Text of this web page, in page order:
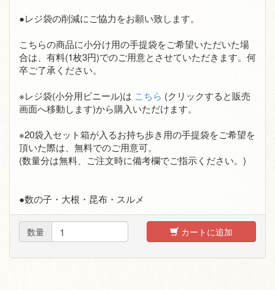
●レジ袋の削減にご協力をお願い致します。
こちらの商品に小分け用の手提袋をご希望いただいた場
合は、有料(1枚3円)でのご用意とさせていただきます。何
卒ご了承ください。
※レジ袋(小分用ビニール)は こちら (クリックすると販売
画面へ移動します)から購入いただけます。
※20袋入セット箱が入るお持ち歩き用の手提袋をご希望を
頂いた際は、無料でのご用意可。
(数量分は無料、ご注文時に備考欄でご指示ください。)
●数の子・大根・昆布・スルメ
数量 カートに追加